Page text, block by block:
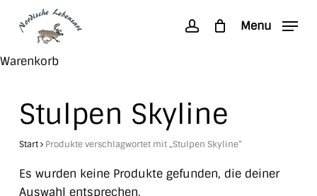
content
accountMenu
WarenkorbClose
Stulpen Skyline
Start Produkte verschlagwortet mit „Stulpen Skyline“
Es wurden keine Produkte gefunden, die deiner
Auswahl entsprechen.